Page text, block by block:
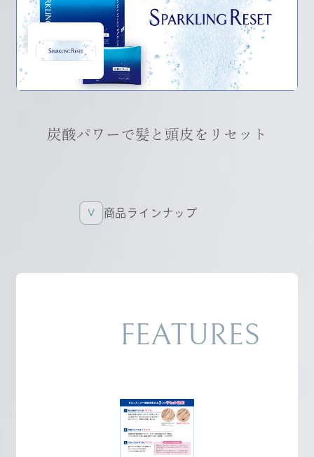
炭酸パワーで髪と頭皮をリセット
商品ラインナップ
FEATURES